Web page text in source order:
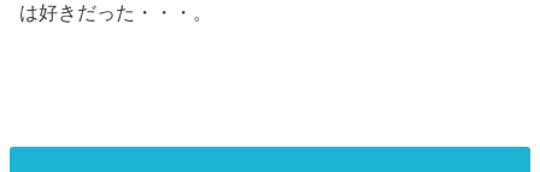
は好きだった・・・。